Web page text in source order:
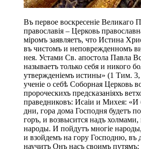
Въ первое воскресеніе Великаго
православія – Церковь
міромъ заявляетъ, что Истина
въ чистомъ и неповрежденномъ
нея. Устами Св. апостола Павла
называетъ только себя и никого
утвержденіемъ истины» (1 Тим.
ученіе о себѣ Соборная Церковь
пророческихъ предсказаніяхъ
праведниковъ: Исаіи и Михея: «И
дни, гора дома Господня будетъ
горъ, и возвысится надъ
народы. И пойдутъ многіе
и взойдемъ на гору Господню, въ
научитъ Онъ насъ своимъ путямъ;